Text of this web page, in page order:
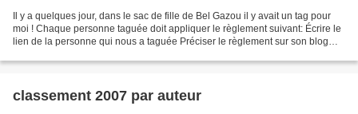
Il y a quelques jour, dans le sac de fille de Bel Gazou il y avait un tag pour
moi ! Chaque personne taguée doit appliquer le règlement suivant: Écrire le
lien de la personne qui nous a taguée Préciser le règlement sur son blog
classement 2007 par auteur